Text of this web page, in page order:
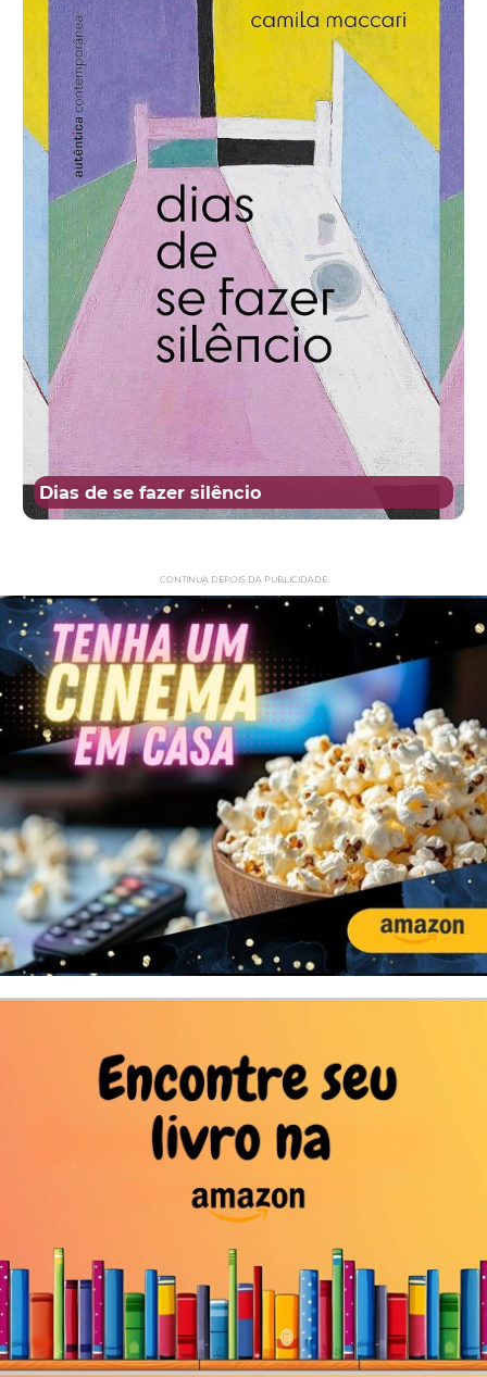
Dias de se fazer silêncio
CONTINUA DEPOIS DA PUBLICIDADE